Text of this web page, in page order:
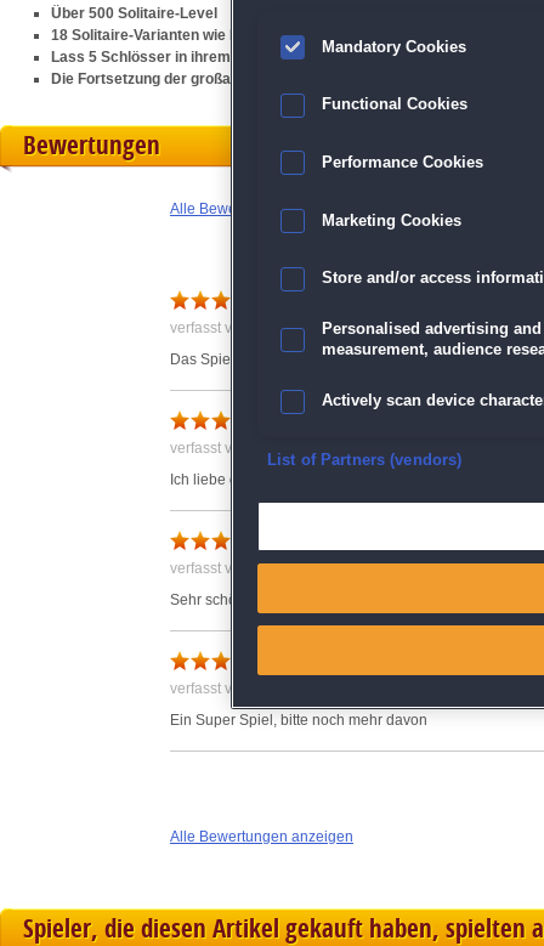
Über 500 Solitaire-Level
18 Solitaire-Varianten wie Klondike, Spider oder Freecell
Lass 5 Schlösser in ihrem früheren Glanz erstrahlen
Die Fortsetzung der großartigen
Bewertungen
Alle Bewertungen anzeigen
Schöne Landschaften
verfasst von Anonym am 21.12.2022 um 18:31
Das Spiel macht Spaß und manchmal muss man auch
Immer wieder toll
verfasst von Anonym am 05.04.2023 um 18:07
Ich liebe diese Art von Spielen, wo man mehrere
verfasst von Anonym am 14.12.2022 um 13:07
Sehr schön gemachte Karten. Spannende Aufgaben
verfasst von Anonym am 21.02.2024 um 05:43
Ein Super Spiel, bitte noch mehr davon
Alle Bewertungen anzeigen
Spieler, die diesen Artikel gekauft haben, spielten
Mandatory Cookies
Functional Cookies
Performance Cookies
Marketing Cookies
Store and/or access
Personalised advertising
measurement, audience
Actively scan device
Ensure security, prevent
Save and communicate
List of Partners (vendors)